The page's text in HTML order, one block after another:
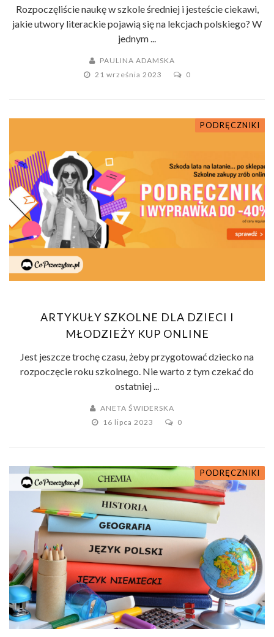
Rozpoczęliście naukę w szkole średniej i jesteście ciekawi,
jakie utwory literackie pojawią się na lekcjach polskiego? W
jednym ...
PAULINA ADAMSKA
21 września 2023
0
PODRĘCZNIKI
ARTYKUŁY SZKOLNE DLA DZIECI I
MŁODZIEŻY KUP ONLINE
Jest jeszcze trochę czasu, żeby przygotować dziecko na
rozpoczęcie roku szkolnego. Nie warto z tym czekać do
ostatniej ...
ANETA ŚWIDERSKA
16 lipca 2023
0
PODRĘCZNIKI